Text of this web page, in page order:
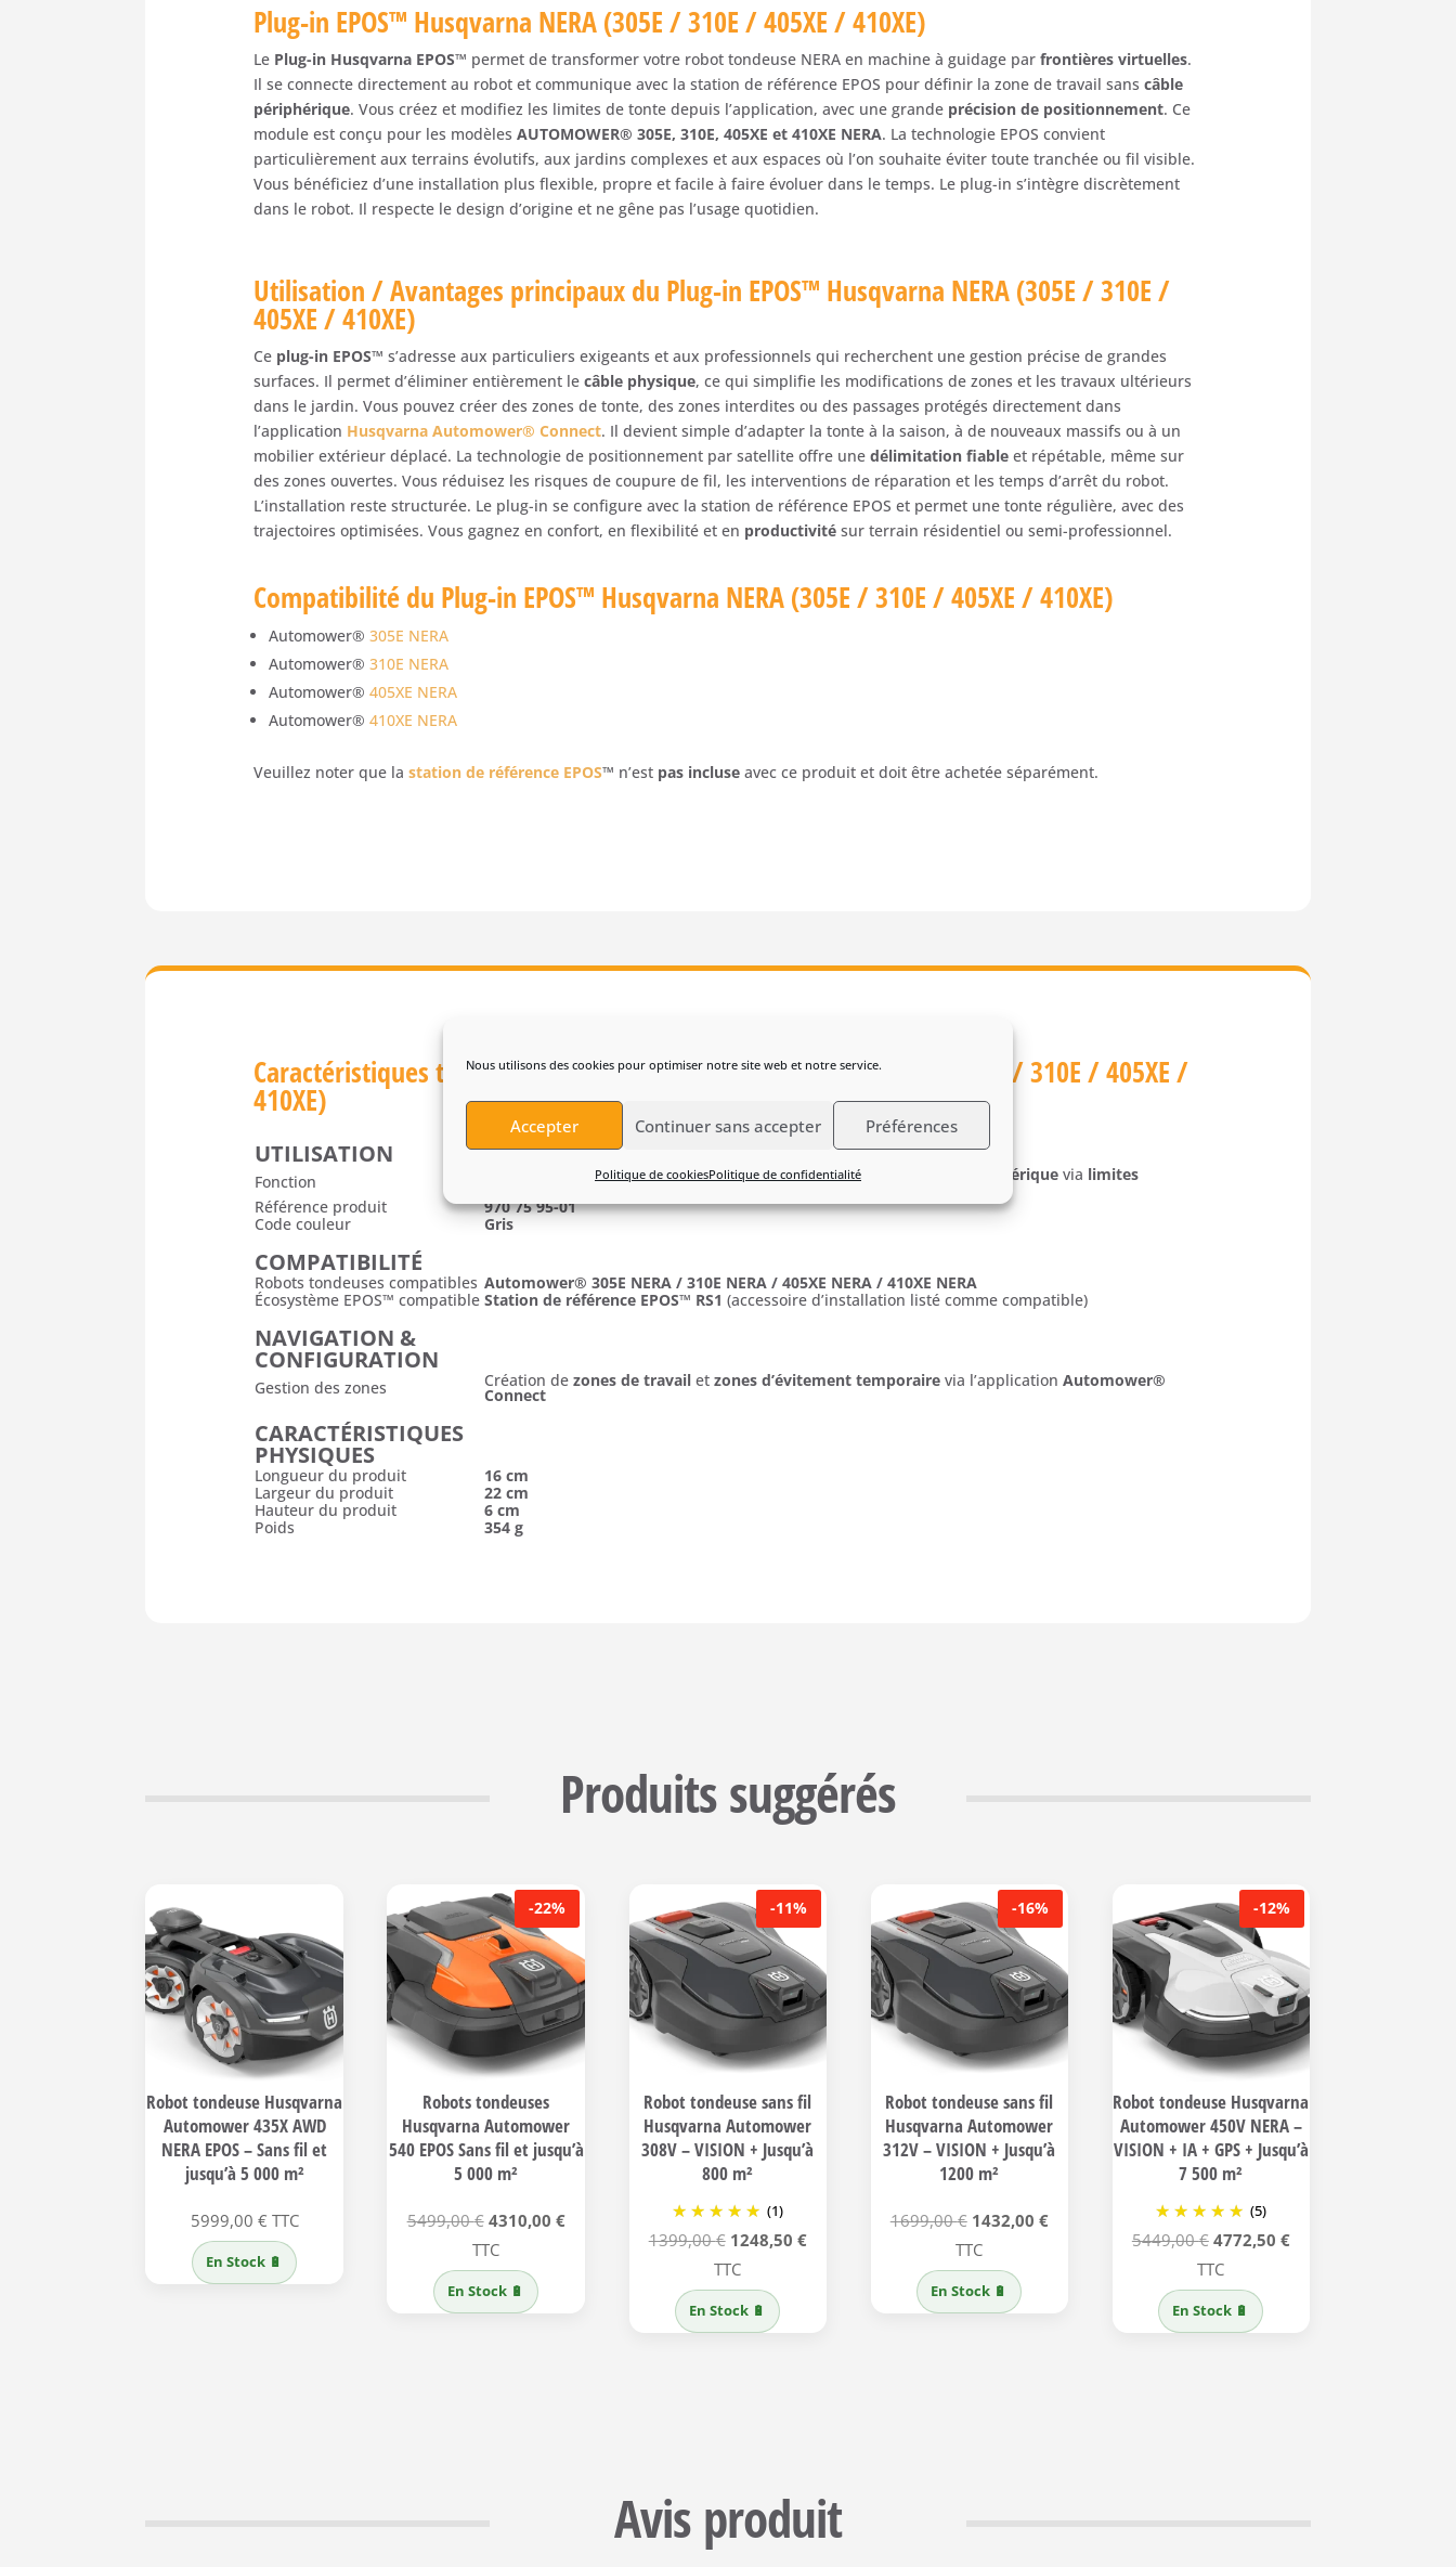
Nous utilisons des cookies pour optimiser notre site web et notre service.
Accepter Continuer sans accepter Préférences
Politique de cookiesPolitique de confidentialité
405XE
NERA
/
410XE
NERA
Plug-in EPOS™ Husqvarna NERA (305E / 310E / 405XE / 410XE)
Le Plug-in Husqvarna EPOS™ permet de transformer votre robot tondeuse NERA en machine à guidage parfrontières virtuelles.
Il se connecte directement au robot et communique avec la station de référence EPOS pour définir la zone de travail sanscâble
périphérique. Vous créez et modifiez les limites de tonte depuis l’application, avec une grande précision de positionnement. Ce
module est conçu pour les modèlesAUTOMOWER® 305E, 310E, 405XE et 410XE NERA. La technologie EPOS convient
particulièrement aux terrains évolutifs, aux jardins complexes et aux espaces où l’on souhaite éviter toute tranchée ou fil visible.
Vous bénéficiez d’une installation plus flexible, propre et facile à faire évoluer dans le temps. Le plug-in s’intègre discrètement
dans le robot. Il respecte le design d’origine et ne gêne pas l’usage quotidien.
Utilisation / Avantages principaux du Plug-in EPOS™ Husqvarna NERA (305E / 310E /
405XE / 410XE)
Ce plug-in EPOS™ s’adresse aux particuliers exigeants et aux professionnels qui recherchent une gestion précise de grandes
surfaces. Il permet d’éliminer entièrement lecâble physique, ce qui simplifie les modifications de zones et les travaux ultérieurs
dans le jardin. Vous pouvez créer des zones de tonte, des zones interdites ou des passages protégés directement dans
l’application Husqvarna Automower® Connect. Il devient simple d’adapter la tonte à la saison, à de nouveaux massifs ou à un
mobilier extérieur déplacé. La technologie de positionnement par satellite offre unedélimitation fiable et répétable, même sur
des zones ouvertes. Vous réduisez les risques de coupure de fil, les interventions de réparation et les temps d’arrêt du robot.
L’installation reste structurée. Le plug-in se configure avec la station de référence EPOS et permet une tonte régulière, avec des
trajectoires optimisées. Vous gagnez en confort, en flexibilité et en productivité sur terrain résidentiel ou semi-professionnel.
Compatibilité du Plug-in EPOS™ Husqvarna NERA (305E / 310E / 405XE / 410XE)
Automower®305E NERA
Automower®310E NERA
Automower®405XE NERA
Automower®410XE NERA
Veuillez noter que lastation de référence EPOS™ n’est pas incluse avec ce produit et doit être achetée séparément.
Caractéristiques techniques du Plug-in EPOS™ Husqvarna NERA (305E / 310E / 405XE /
410XE)
UTILISATION
Fonction Accessoire permettant uneinstallation Automower® sans câble périphérique via limites
définies dans l’application
Référence produit
970 75 95-01
Code couleur
Gris
COMPATIBILITÉ
Robots tondeuses compatibles Automower® 305E NERA / 310E NERA / 405XE NERA / 410XE NERA
Écosystème EPOS™ compatible Station de référence EPOS™ RS1 (accessoire d’installation listé comme compatible)
NAVIGATION &
CONFIGURATION
Gestion des zones Création dezones de travail etzones d’évitement temporaire via l’applicationAutomower®
Connect
CARACTÉRISTIQUES
PHYSIQUES
Longueur du produit
16 cm
Largeur du produit
22 cm
Hauteur du produit
6 cm
Poids
354 g
Produits suggérés
Robot tondeuse Husqvarna
Automower 435X AWD
NERA EPOS – Sans fil et
jusqu’à 5 000 m²
5999,00 € TTC
En Stock 🔋
-22%
Robots tondeuses
Husqvarna Automower
540 EPOS Sans fil et jusqu’à
5 000 m²
5499,00€ Le
prix
initial
était :
4310,00 €Le
TTC
En Stock 🔋
-11%
Robot tondeuse sans fil
Husqvarna Automower
308V – VISION + Jusqu’à
800 m²
(1)
1399,00€ Le
prix
initial
était :
1248,50 €Le
TTC
En Stock 🔋
-16%
Robot tondeuse sans fil
Husqvarna Automower
312V – VISION + Jusqu’à
1200 m²
1699,00€ Le
prix
initial
était :
1432,00 €Le
TTC
En Stock 🔋
-12%
Robot tondeuse Husqvarna
Automower 450V NERA –
VISION + IA + GPS + Jusqu’à
7 500 m²
(5)
5449,00€ Le
prix
initial
était :
4772,50 €Le
TTC
En Stock 🔋
Avis produit